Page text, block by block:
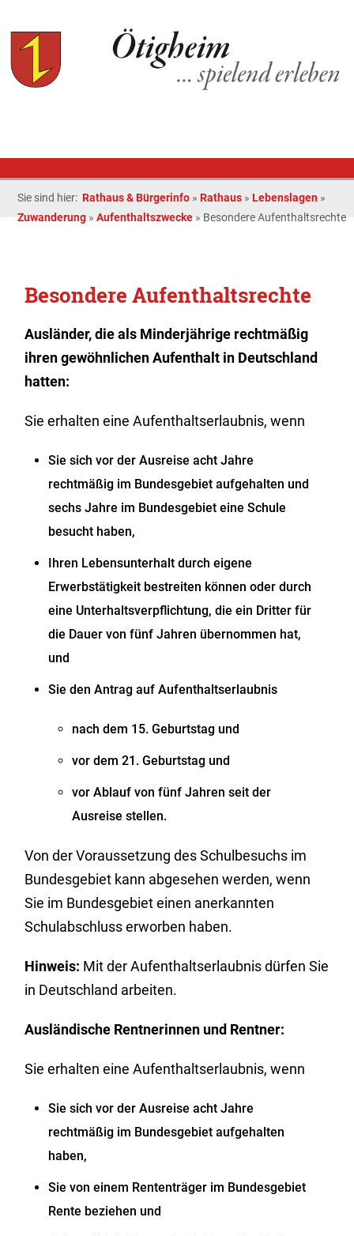
Sie sind hier: Rathaus & Bürgerinfo » Rathaus » Lebenslagen »
Zuwanderung»Aufenthaltszwecke» Besondere Aufenthaltsrechte
Besondere Aufenthaltsrechte
Ausländer, die als Minderjährige rechtmäßig
ihren gewöhnlichen Aufenthalt in Deutschland
hatten:
Sie erhalten eine Aufenthaltserlaubnis, wenn
Sie sich vor der Ausreise acht Jahre
rechtmäßig im Bundesgebiet aufgehalten und
sechs Jahre im Bundesgebiet eine Schule
besucht haben,
Ihren Lebensunterhalt durch eigene
Erwerbstätigkeit bestreiten können oder durch
eine Unterhaltsverpflichtung, die ein Dritter für
die Dauer von fünf Jahren übernommen hat,
und
Sie den Antrag auf Aufenthaltserlaubnis
nach dem 15. Geburtstag und
vor dem 21. Geburtstag und
vor Ablauf von fünf Jahren seit der
Ausreise stellen.
Von der Voraussetzung des Schulbesuchs im
Bundesgebiet kann abgesehen werden, wenn
Sie im Bundesgebiet einen anerkannten
Schulabschluss erworben haben.
Hinweis: Mit der Aufenthaltserlaubnis dürfen Sie
in Deutschland arbeiten.
Ausländische Rentnerinnen und Rentner:
Sie erhalten eine Aufenthaltserlaubnis, wenn
Sie sich vor der Ausreise acht Jahre
rechtmäßig im Bundesgebiet aufgehalten
haben,
Sie von einem Rententräger im Bundesgebiet
Rente beziehen und